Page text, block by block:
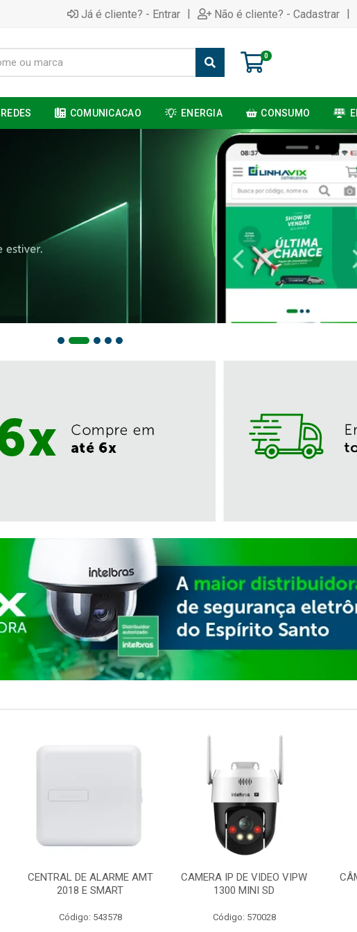
Já é cliente? - Entrar | Não é cliente? - Cadastrar |
0
REDES COMUNICACAO ENERGIA CONSUMO
CENTRAL DE ALARME AMT
2018 E SMART
Código: 543578
CAMERA IP DE VIDEO VIPW
1300 MINI SD
Código: 570028